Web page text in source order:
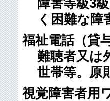
障害等級3
く困難な障
福祉電話（貸
難聴者又は
世帯等。原
視覚障害者用